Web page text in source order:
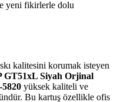
yeni fikirlerle dolu
kalitesini korumak isteyen
GT51xL Siyah Orjinal
yüksek kaliteli ve
Bu kartuş özellikle ofis